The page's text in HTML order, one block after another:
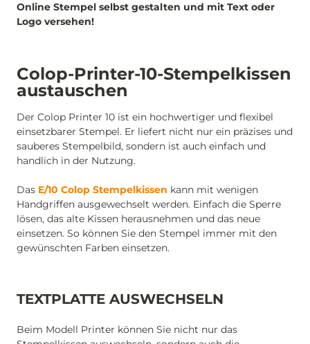
Online Stempel selbst gestalten und mit Text oder
Logo versehen!
Colop-Printer-10-Stempelkissen
austauschen
Der Colop Printer 10 ist ein hochwertiger und flexibel
einsetzbarer Stempel. Er liefert nicht nur ein präzises und
sauberes Stempelbild, sondern ist auch einfach und
handlich in der Nutzung.
Das E/10 Colop Stempelkissen kann mit wenigen
Handgriffen ausgewechselt werden. Einfach die Sperre
lösen, das alte Kissen herausnehmen und das neue
einsetzen. So können Sie den Stempel immer mit den
gewünschten Farben einsetzen.
TEXTPLATTE AUSWECHSELN
Beim Modell Printer können Sie nicht nur das